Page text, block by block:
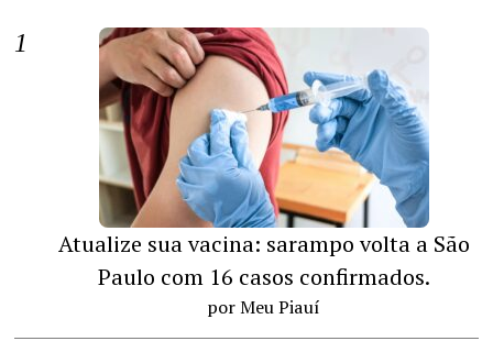
Atualize sua vacina: sarampo volta a São
Paulo com 16 casos confirmados.
por Meu Piauí